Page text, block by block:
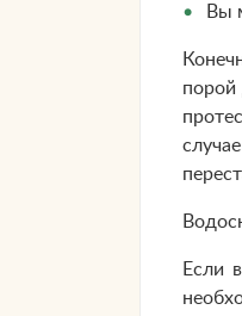
Вы
порой
Если